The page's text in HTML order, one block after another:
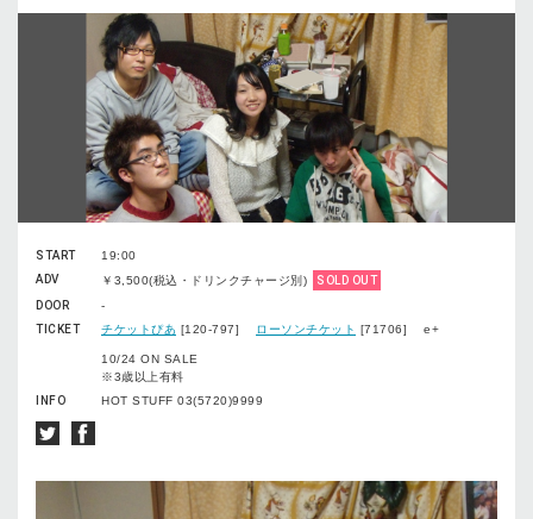
23
24 25 26 27 28
29
31
START
19:00
ADV
￥3,500(税込・ドリンクチャージ別)
SOLD OUT
DOOR
-
TICKET
チケットぴあ [120-797] ローソンチケット [71706] e+
10/24 ON SALE
※3歳以上有料
INFO
HOT STUFF 03(5720)9999